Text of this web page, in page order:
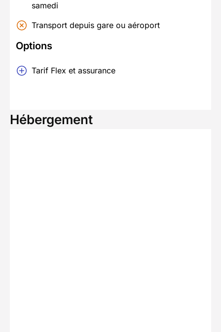
samedi
Transport depuis gare ou aéroport
Options
Tarif Flex et assurance
Hébergement